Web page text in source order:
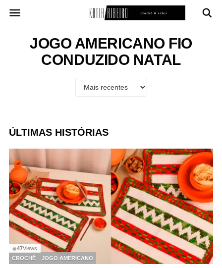
para
JOGO AMERICANO FIO
CONDUZIDO NATAL
ÚLTIMAS HISTÓRIAS
◉47Views
CROCHÊ
JOGO AMERICANO